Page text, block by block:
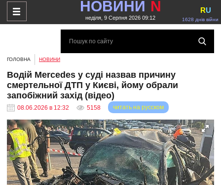
НОВИНИ N
неділя, 9 Серпня 2026 09:12 1628 днів війни
RU
ГОЛОВНА НОВИНИ
Водій Mercedes у суді назвав причину
смертельної ДТП у Києві, йому обрали
запобіжний захід (відео)
08.06.2026 в 12:32 5158 читать на русском